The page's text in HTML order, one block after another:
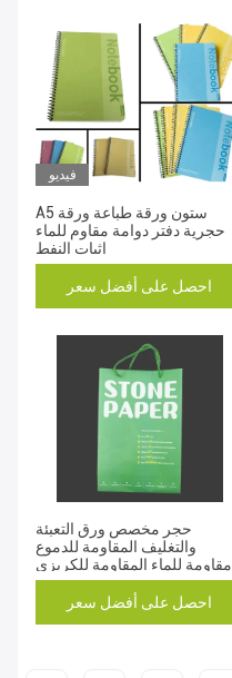
فيديو
A5 ستون ورقة طباعة ورقة
حجرية دفتر دوامة مقاوم للماء
إثبات النفط
احصل على أفضل سعر
حجر مخصص ورق التعبئة
والتغليف المقاومة للدموع
مقاومة للماء المقاومة للكريزي
للشراء
احصل على أفضل سعر